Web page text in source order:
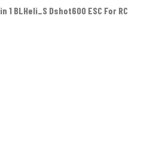
1 BLHeli_S Dshot600 ESC For RC